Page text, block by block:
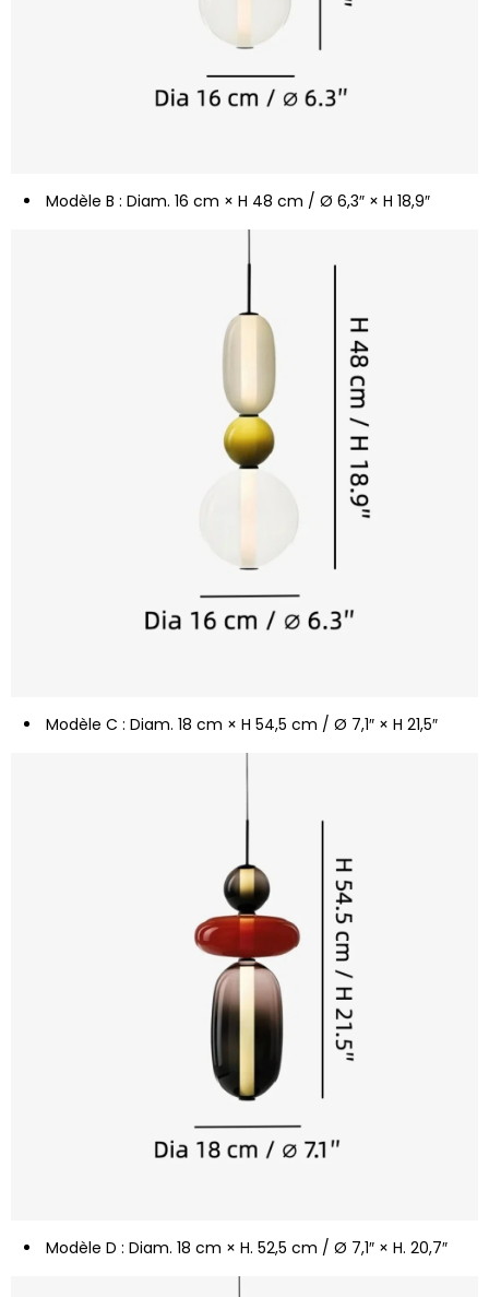
Modèle B : Diam. 16 cm × H 48 cm / Ø 6,3″ × H 18,9″
Modèle C : Diam. 18 cm × H 54,5 cm / Ø 7,1″ × H 21,5″
Modèle D : Diam. 18 cm × H. 52,5 cm / Ø 7,1″ × H. 20,7″